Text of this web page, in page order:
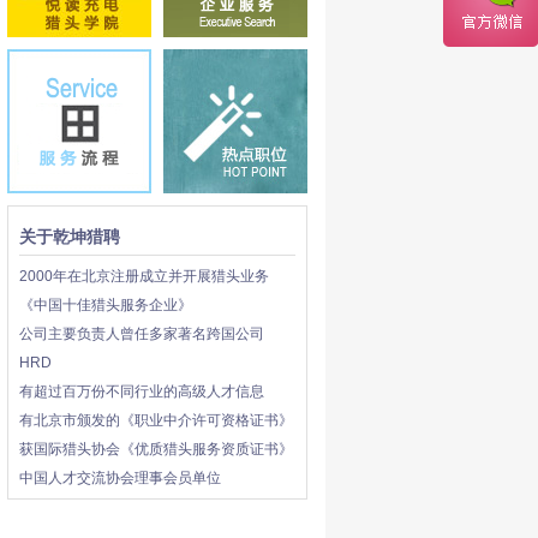
关于乾坤猎聘
2000年在北京注册成立并开展猎头业务
《中国十佳猎头服务企业》
公司主要负责人曾任多家著名跨国公司
HRD
有超过百万份不同行业的高级人才信息
有北京市颁发的《职业中介许可资格证书》
获国际猎头协会《优质猎头服务资质证书》
中国人才交流协会理事会员单位